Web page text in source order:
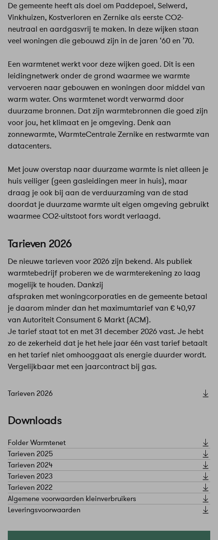
De gemeente heeft als doel om Paddepoel, Selwerd,
Vinkhuizen, Kostverloren en Zernike als eerste CO2-
neutraal en aardgasvrij te maken. In deze wijken staan
veel woningen die gebouwd zijn in de jaren ‘60 en ’70.
Een warmtenet werkt voor deze wijken goed. Dit is een
leidingnetwerk onder de grond waarmee we warmte
vervoeren naar gebouwen en woningen door middel van
warm water. Ons warmtenet wordt verwarmd door
duurzame bronnen. Dat zijn warmtebronnen die goed zijn
voor jou, het klimaat en je omgeving. Denk aan
zonnewarmte, WarmteCentrale Zernike en restwarmte van
datacenters.
Met jouw overstap naar duurzame warmte is niet alleen je
huis veiliger (geen gasleidingen meer in huis), maar
draag je ook bij aan de verduurzaming van de stad
doordat je duurzame warmte uit eigen omgeving gebruikt
waarmee CO2-uitstoot fors wordt verlaagd.
Tarieven 2026
De nieuwe tarieven voor 2026 zijn bekend. Als publiek
warmtebedrijf proberen we de warmterekening zo laag
mogelijk te houden. Dankzij
afspraken met woningcorporaties en de gemeente betaal
je daarom minder dan het maximumtarief van € 40,97
van Autoriteit Consument & Markt (ACM).
Je tarief staat tot en met 31 december 2026 vast. Je hebt
zo de zekerheid dat je het hele jaar één vast tarief betaalt
en het tarief niet omhooggaat als energie duurder wordt.
Vergelijkbaar met een jaarcontract bij gas.
Tarieven 2026
Downloads
Folder Warmtenet
Tarieven 2025
Tarieven 2024
Tarieven 2023
Tarieven 2022
Algemene voorwaarden kleinverbruikers
Leveringsvoorwaarden